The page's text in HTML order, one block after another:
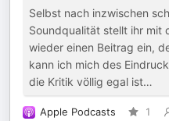
Selbst nach inzwischen
Soundqualität stellt ihr mit
wieder einen Beitrag ein,
kann ich mich des
die Kritik völlig egal ist…
Apple Podcasts 1